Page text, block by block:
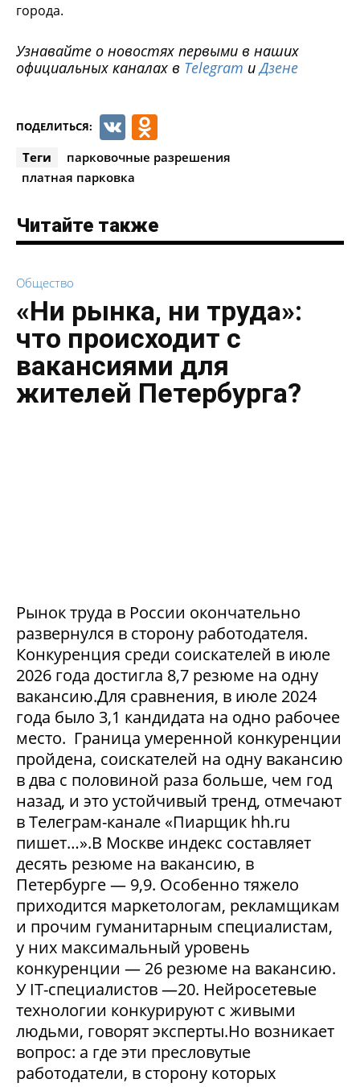
города.
Узнавайте о новостях первыми в наших
официальных каналах в Telegram иДзене
ПОДЕЛИТЬСЯ: VK
Теги
парковочные разрешения
платная парковка
Читайте также
Общество
«Ни рынка, ни труда»:
что происходит с
вакансиями для
жителей Петербурга?
Рынок труда в России окончательно
развернулся в сторону работодателя.
Конкуренция среди соискателей в июле
2026 года достигла 8,7 резюме на одну
вакансию.Для сравнения, в июле 2024
года было 3,1 кандидата на одно рабочее
место. Граница умеренной конкуренции
пройдена, соискателей на одну вакансию
в два с половиной раза больше, чем год
назад, и это устойчивый тренд, отмечают
в Телеграм-канале «Пиарщик hh.ru
пишет…».В Москве индекс составляет
десять резюме на вакансию, в
Петербурге — 9,9. Особенно тяжело
приходится маркетологам, рекламщикам
и прочим гуманитарным специалистам,
у них максимальный уровень
конкуренции — 26 резюме на вакансию.
У IT-специалистов —20. Нейросетевые
технологии конкурируют с живыми
людьми, говорят эксперты.Но возникает
вопрос: а где эти пресловутые
работодатели, в сторону которых